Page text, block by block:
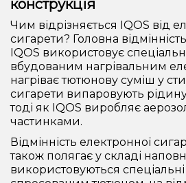
конструкція
Чим відрізняється IQOS від
сигарети? Головна
IQOS використовує
вбудованим нагрівальним
нагріває тютюнову суміш у
сигарети випаровують
тоді як IQOS виробляє
частинками.
Відмінність електронної
також полягає у складі
використовуються